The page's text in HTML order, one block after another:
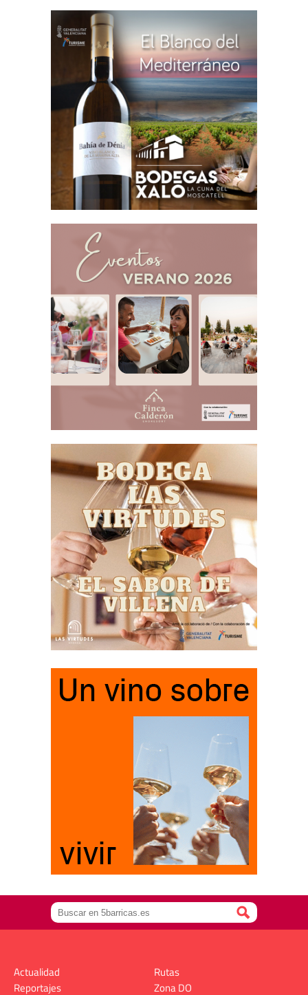
Actualidad
Reportajes
Rutas
Zona DO